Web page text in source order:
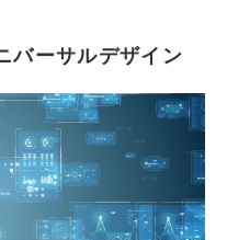
バーサルデザイン